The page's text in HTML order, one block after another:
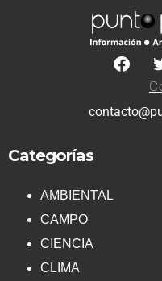
Categorías
AMBIENTAL
CAMPO
CIENCIA
CLIMA